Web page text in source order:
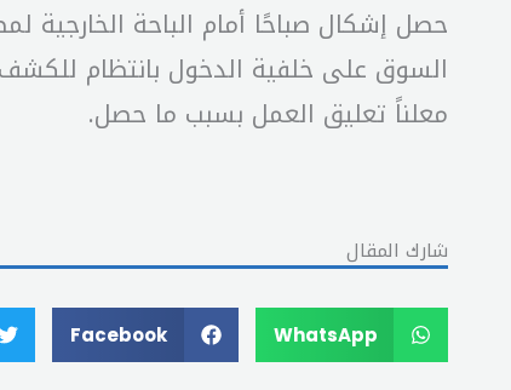
حصل إشكال صباحًا أمام الباحة الخارجية
السوق على خلفية الدخول بانتظام
معلناً تعليق العمل بسبب ما حصل.
شارك المقال
WhatsApp
Facebook